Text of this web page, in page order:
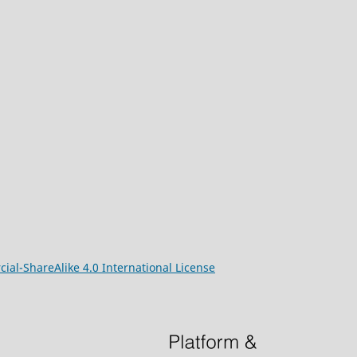
ShareAlike 4.0 International License